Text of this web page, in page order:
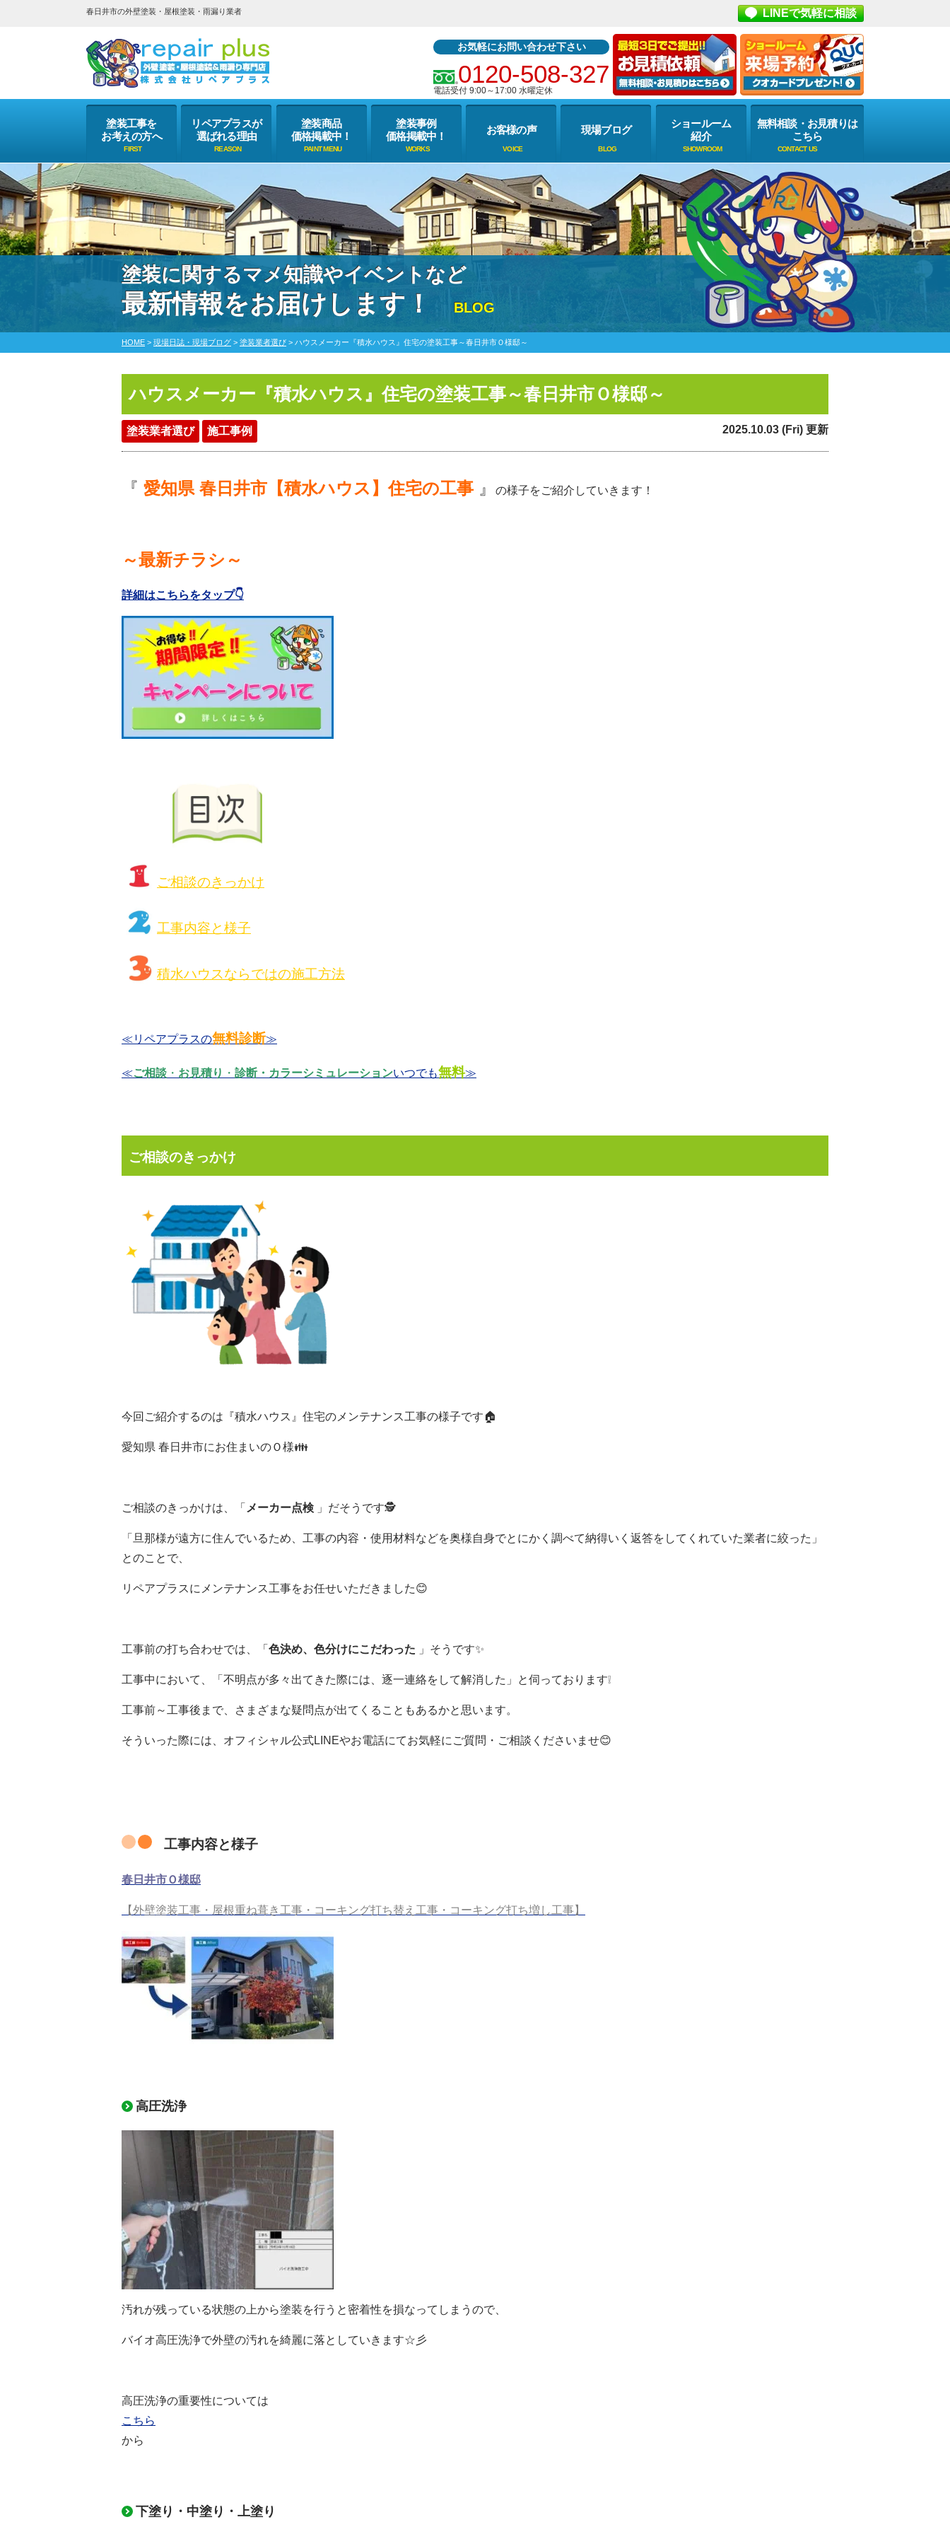
春日井市の外壁塗装・屋根塗装・雨漏り業者 LINEで気軽に相談
お気軽にお問い合わせ下さい
0120-508-327
電話受付 9:00～17:00 水曜定休
塗装工事を
お考えの方へ
リペアプラスが
選ばれる理由
塗装商品
価格掲載中！
塗装事例
価格掲載中！
お客様の声 現場ブログ
ショールーム
紹介
無料相談・お見積りは
こちら
塗装に関するマメ知識やイベントなど
最新情報をお届けします！ BLOG
HOME > 現場日誌・現場ブログ > 塗装業者選び > ハウスメーカー『積水ハウス』住宅の塗装工事～春日井市Ｏ様邸～
ハウスメーカー『積水ハウス』住宅の塗装工事～春日井市Ｏ様邸～
塗装業者選び 施工事例 2025.10.03 (Fri) 更新
『 愛知県 春日井市【積水ハウス 】住宅の工事 』 の様子をご紹介していきます！
～最新チラシ～
詳細はこちらをタップ👇
ご相談のきっかけ
工事内容と様子
積水ハウスならではの施工方法
≪リペアプラスの無料診断≫
≪ご相談 ・ お見積り ・ 診断・カラーシミュレーションいつでも無料≫
ご相談のきっかけ
今回ご紹介するのは『積水ハウス』住宅のメンテナンス工事の様子です🏠
愛知県 春日井市にお住まいのＯ様👪
ご相談のきっかけは、「 メーカー点検 」だそうです🕵
「旦那様が遠方に住んでいるため、工事の内容・使用材料などを奥様自身でとにかく調べて納得いく返答をしてくれていた業者に絞った」
とのことで、
リペアプラスにメンテナンス工事をお任せいただきました😊
工事前の打ち合わせでは、 「 色決め、色分けにこだわった 」そうです✨
工事中において、「不明点が多々出てきた際には、逐一連絡をして解消した」と伺っております❕
工事前～工事後まで、さまざまな疑問点が出てくることもあるかと思います。
そういった際には、オフィシャル公式LINEやお電話にてお気軽にご質問・ご相談くださいませ😊
工事内容と様子
春日井市Ｏ様邸
【外壁塗装工事・屋根重ね葺き工事・コーキング打ち替え工事・コーキング打ち増し工事】
高圧洗浄
汚れが残っている状態の上から塗装を行うと密着性を損なってしまうので、
バイオ高圧洗浄で外壁の汚れを綺麗に落としていきます☆彡
高圧洗浄の重要性については
こちら
から
下塗り・中塗り・上塗り